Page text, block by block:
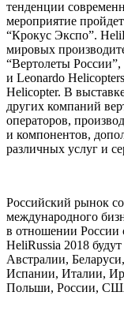
тенденции
мероприятие
“Крокус Экспо”.
мировых
“Вертолеты
и Leonardo
Helicopter. В
других компаний
операторов,
и компонентов,
различных услуг и
Российский рынок
международного
в отношении России
HeliRussia 2018
Австралии,
Испании, Италии,
Польши, России,